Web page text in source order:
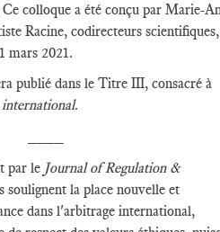
colloque a été conçu par Marie-
Racine, codirecteurs
mars 2021.
publié dans le Titre III, consacré à
.
par le Journal of Regulation &
soulignent la place nouvelle et
dans l'arbitrage international,